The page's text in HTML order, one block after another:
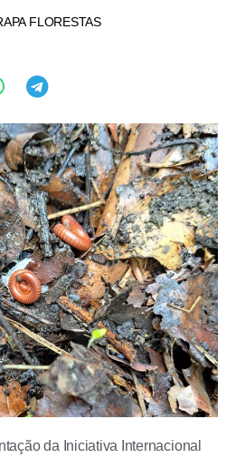
FLORESTAS
da Iniciativa Internacional